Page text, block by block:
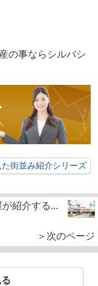
の事ならシルバシ
街並み紹介シリーズ
紹介する...
＞次のページ